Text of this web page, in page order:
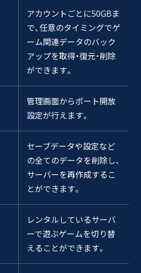
アカウントごとに50GBま
で、任意のタイミングでゲ
ーム関連データのバック
アップを取得・復元・削除
ができます。
管理画面からポート開放
設定が行えます。
セーブデータや設定など
の全てのデータを削除し、
サーバーを再作成するこ
とができます。
レンタルしているサーバ
ーで遊ぶゲームを切り替
えることができます。